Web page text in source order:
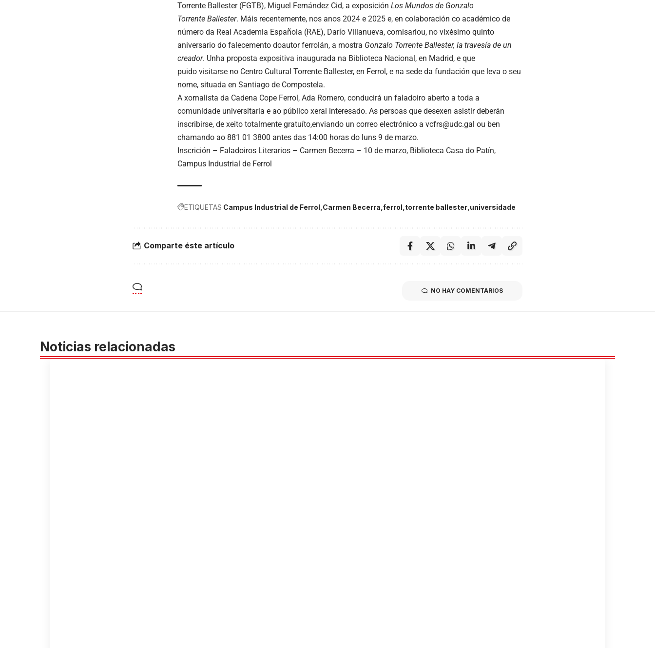
Torrente Ballester (FGTB), Miguel Fernández Cid, a exposición Los Mundos de Gonzalo
Torrente Ballester. Máis recentemente, nos anos 2024 e 2025 e, en colaboración co académico de
número da Real Academia Española (RAE), Darío Villanueva, comisariou, no vixésimo quinto
aniversario do falecemento doautor ferrolán, a mostra Gonzalo Torrente Ballester, la travesía de un
creador. Unha proposta expositiva inaugurada na Biblioteca Nacional, en Madrid, e que
puido visitarse no Centro Cultural Torrente Ballester, en Ferrol, e na sede da fundación que leva o seu
nome, situada en Santiago de Compostela.
A xornalista da Cadena Cope Ferrol, Ada Romero, conducirá un faladoiro aberto a toda a
comunidade universitaria e ao público xeral interesado. As persoas que desexen asistir deberán
inscribirse, de xeito totalmente gratuíto,enviando un correo electrónico a vcfrs@udc.gal ou ben
chamando ao 881 01 3800 antes das 14:00 horas do luns 9 de marzo.
Inscrición – Faladoiros Literarios – Carmen Becerra – 10 de marzo, Biblioteca Casa do Patín,
Campus Industrial de Ferrol
ETIQUETAS Campus Industrial de Ferrol Carmen Becerra ferrol torrente ballester universidade
Comparte éste artículo
NO HAY COMENTARIOS
Noticias relacionadas